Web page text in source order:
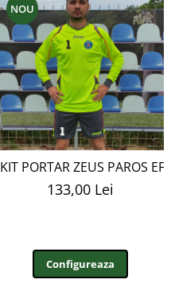
NOU
KIT PORTAR ZEUS PAROS
133,00 Lei
Configureaza